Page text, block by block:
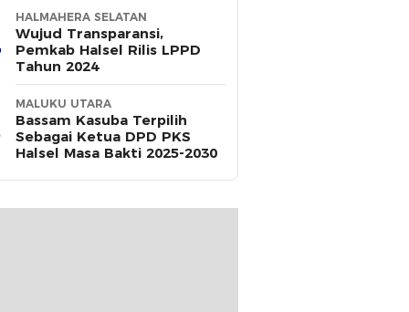
HALMAHERA SELATAN
Wujud Transparansi,
Pemkab Halsel Rilis LPPD
Tahun 2024
MALUKU UTARA
Bassam Kasuba Terpilih
Sebagai Ketua DPD PKS
Halsel Masa Bakti 2025-2030